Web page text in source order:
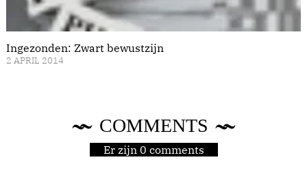
Ingezonden: Zwart bewustzijn
2 APRIL 2014
COMMENTS
Er zijn 0 comments